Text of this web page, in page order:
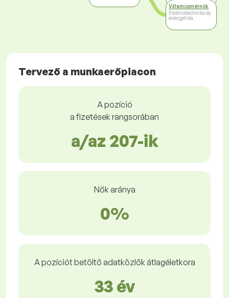
Villamosmérnök
Elektrotechnika és
energetika
Tervező a munkaerőpiacon
A pozíció
a fizetések rangsorában
a/az 207-ik
Nők aránya
0%
A pozíciót betöltő adatközlők átlagéletkora
33 év